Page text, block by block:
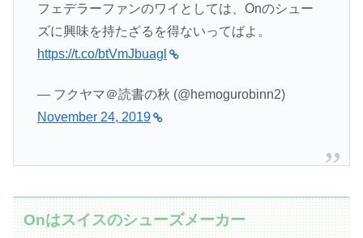
フェデラーファンのワイとしては、Onのシュー
ズに興味を持たざるを得ないってばよ。
https://t.co/btVmJbuagl
— フクヤマ＠読書の秋 (@hemogurobinn2)
November 24, 2019
Onはスイスのシューズメーカー